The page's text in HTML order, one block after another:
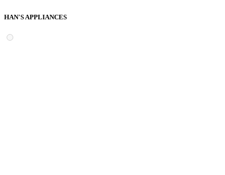
HAN'S APPLIANCES